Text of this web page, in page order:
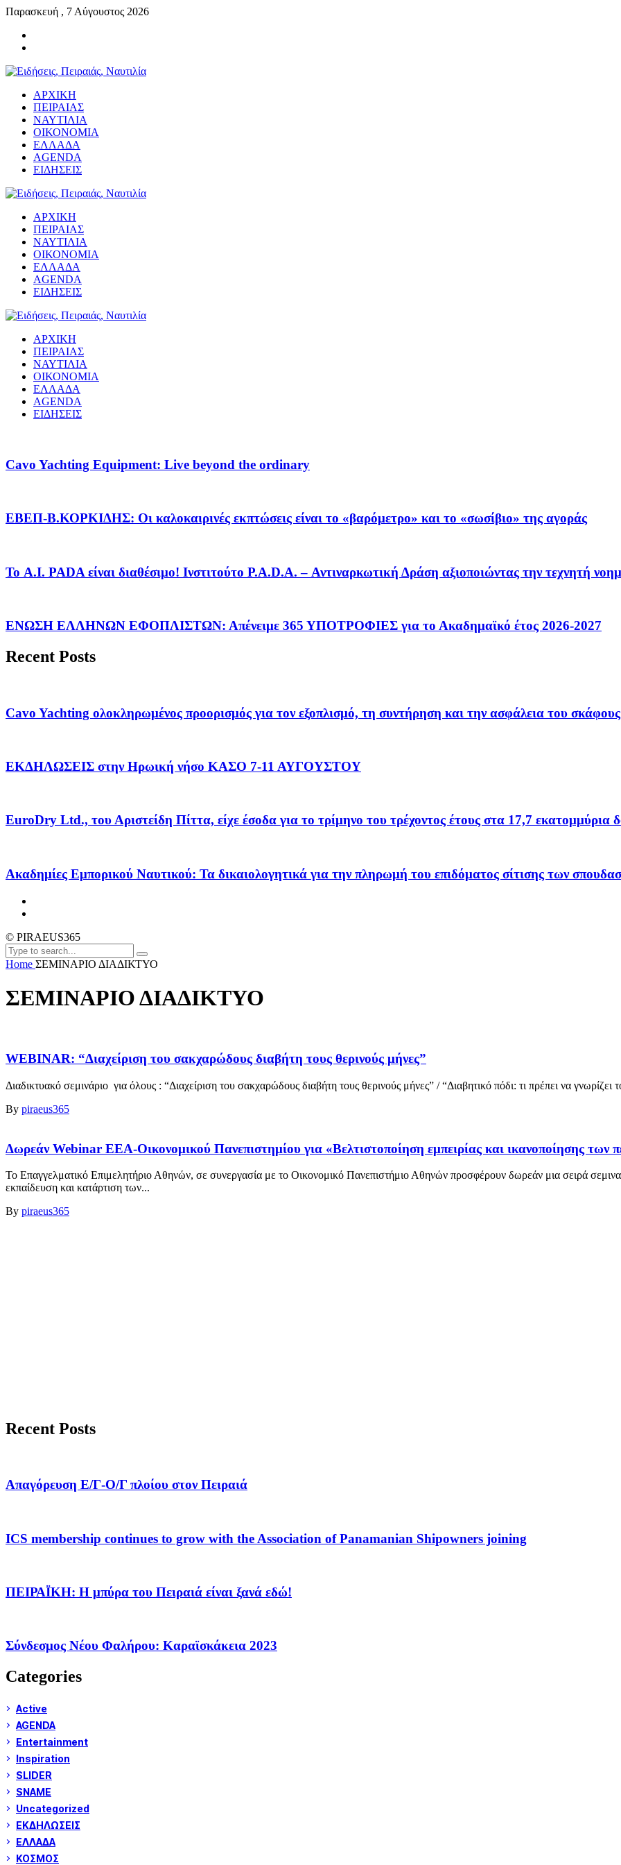
Παρασκευή , 7 Αύγουστος 2026
ΑΡΧΙΚΗ
ΠΕΙΡΑΙΑΣ
ΝΑΥΤΙΛΙΑ
ΟΙΚΟΝΟΜΙΑ
ΕΛΛΑΔΑ
AGENDA
ΕΙΔΗΣΕΙΣ
ΑΡΧΙΚΗ
ΠΕΙΡΑΙΑΣ
ΝΑΥΤΙΛΙΑ
ΟΙΚΟΝΟΜΙΑ
ΕΛΛΑΔΑ
AGENDA
ΕΙΔΗΣΕΙΣ
ΑΡΧΙΚΗ
ΠΕΙΡΑΙΑΣ
ΝΑΥΤΙΛΙΑ
ΟΙΚΟΝΟΜΙΑ
ΕΛΛΑΔΑ
AGENDA
ΕΙΔΗΣΕΙΣ
Cavo Yachting Equipment: Live beyond the ordinary
EΒΕΠ-Β.ΚΟΡΚΙΔΗΣ: Οι καλοκαιρινές εκπτώσεις είναι το «βαρόμετρο» και το «σωσίβιο» της αγοράς
Το A.I. PADA είναι διαθέσιμο! Ινστιτούτο P.A.D.A. – Αντιναρκωτική Δράση αξιοποιώντας την τεχνητή
ΕΝΩΣΗ ΕΛΛΗΝΩΝ ΕΦΟΠΛΙΣΤΩΝ: Απένειμε 365 ΥΠΟΤΡΟΦΙΕΣ για το Ακαδημαϊκό έτος 2026-2027
Recent Posts
Cavo Yachting ολοκληρωμένος προορισμός για τον εξοπλισμό, τη συντήρηση και την ασφάλεια του
ΕΚΔΗΛΩΣΕΙΣ στην Ηρωική νήσο ΚΑΣΟ 7-11 ΑΥΓΟΥΣΤΟΥ
EuroDry Ltd., του Αριστείδη Πίττα, είχε έσοδα για το τρίμηνο του τρέχοντος έτους στα 17,7 εκατομμύρια
Ακαδημίες Εμπορικού Ναυτικού: Τα δικαιολογητικά για την πληρωμή του επιδόματος σίτισης των
© PIRAEUS365
Home ΣΕΜΙΝΑΡΙΟ ΔΙΑΔΙΚΤΥΟ
ΣΕΜΙΝΑΡΙΟ ΔΙΑΔΙΚΤΥΟ
WEBINAR: “Διαχείριση του σακχαρώδους διαβήτη τους θερινούς μήνες”
Διαδικτυακό σεμινάριο για όλους : “Διαχείριση του σακχαρώδους διαβήτη τους θερινούς μήνες” / “Διαβητικό πόδι: τι πρέπει να γνωρίζει
By piraeus365
Δωρεάν Webinar ΕΕΑ-Οικονομικού Πανεπιστημίου για «Βελτιστοποίηση εμπειρίας και ικανοποίησης των
Το Επαγγελματικό Επιμελητήριο Αθηνών, σε συνεργασία με το Οικονομικό Πανεπιστήμιο Αθηνών προσφέρουν δωρεάν μια σειρά
εκπαίδευση και κατάρτιση των...
By piraeus365
Recent Posts
Απαγόρευση Ε/Γ-Ο/Γ πλοίου στον Πειραιά
ICS membership continues to grow with the Association of Panamanian Shipowners joining
ΠΕΙΡΑΪΚΗ: Η μπύρα του Πειραιά είναι ξανά εδώ!
Σύνδεσμος Νέου Φαλήρου: Καραϊσκάκεια 2023
Categories
Active
AGENDA
Entertainment
Inspiration
SLIDER
SNAME
Uncategorized
ΕΚΔΗΛΩΣΕΙΣ
ΕΛΛΑΔΑ
ΚΟΣΜΟΣ